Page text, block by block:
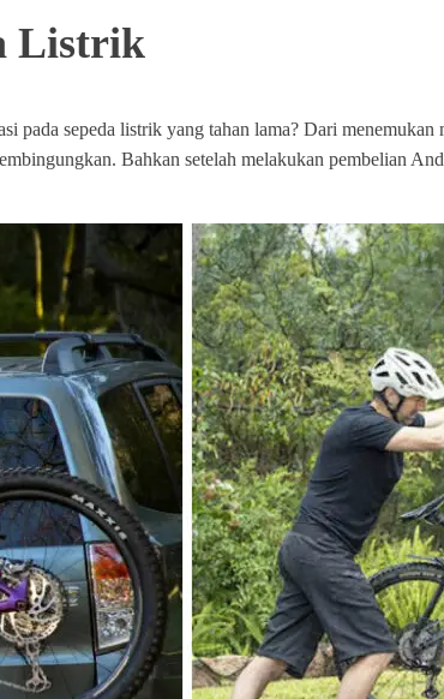
Listrik
pada sepeda listrik yang tahan lama? Dari
Bahkan setelah melakukan pembelian